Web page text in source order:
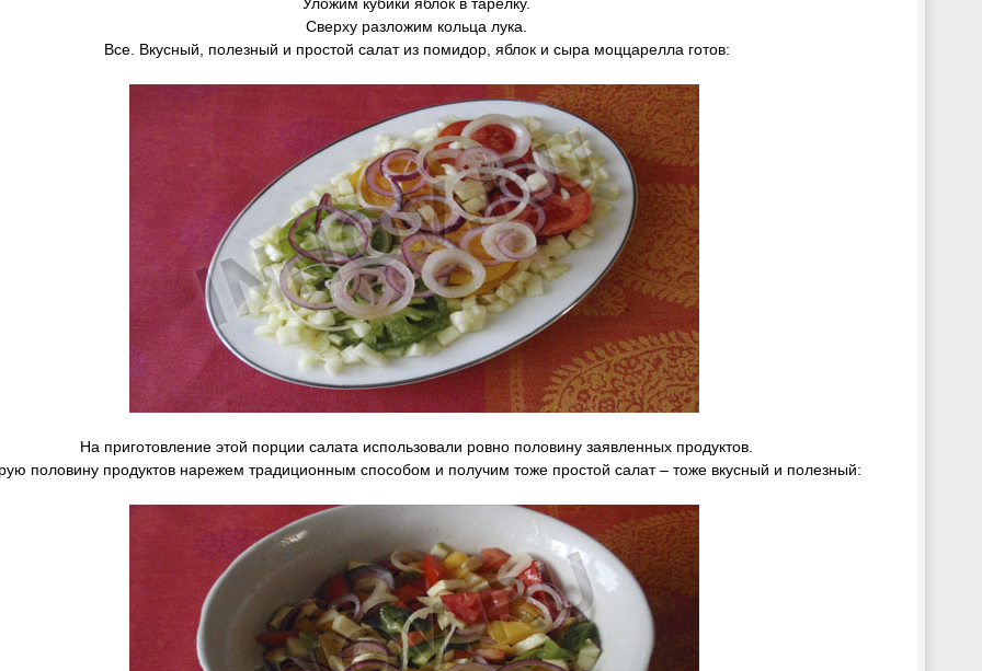
Сверху разложим кольца лука.
Все. Вкусный, полезный и простой салат из помидор, яблок и сыра моццарелла готов:
На приготовление этой порции салата использовали ровно половину заявленных продуктов.
половину продуктов нарежем традиционным способом и получим тоже простой салат – тоже вкусный и полезный: